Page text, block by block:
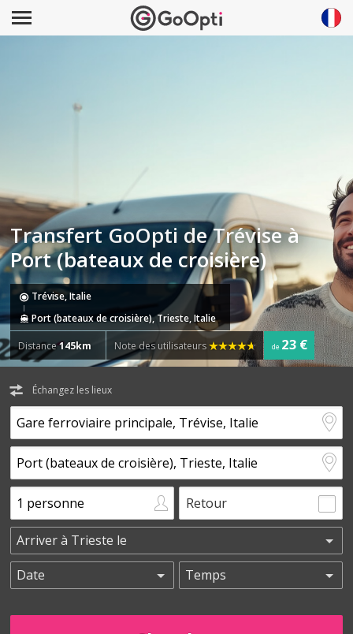
Transfert GoOpti de Trévise à
Port (bateaux de croisière)
Trévise, Italie
Port (bateaux de croisière), Trieste, Italie
Distance145km Note des utilisateurs de 23 €
Échangez les lieux
Retour